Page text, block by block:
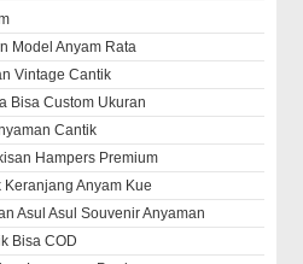
Model Anyam Rata
Vintage Cantik
Bisa Custom Ukuran
Cantik
Hampers Premium
Anyam Kue
Asul Asul Souvenir Anyaman
Bisa COD